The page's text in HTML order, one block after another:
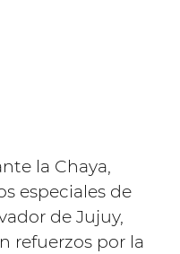
la Chaya,
especiales de
de Jujuy,
refuerzos por la